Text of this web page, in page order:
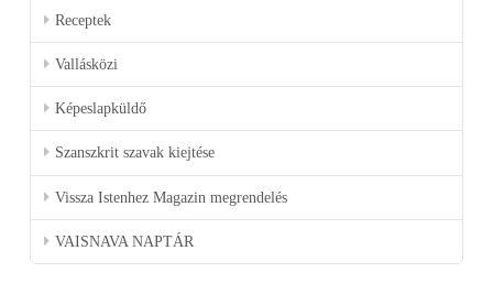
Receptek
Vallásközi
Képeslapküldő
Szanszkrit szavak kiejtése
Vissza Istenhez Magazin megrendelés
VAISNAVA NAPTÁR